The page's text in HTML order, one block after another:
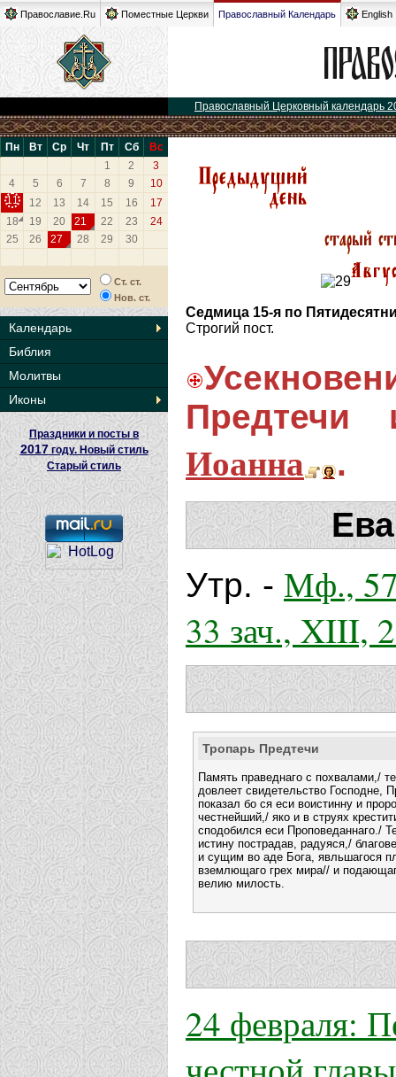
Православие.Ru Поместные Церкви Православный Календарь English
Православный Церковный календарь
Пн Вт Ср Чт Пт Сб
Вс
1
2
3
4
5 6 7 8 9
10
11
12 13 14 15 16
17
18
19 20 21 22 23
24
25
26 27 28 29 30
Ст. ст.
Нов. ст.
Календарь
Библия
Молитвы
Иконы
Праздники и посты в
2017году. Новый стиль
Старый стиль
Седмица 15-я по
Строгий пост.
Предтечи
Иоанна
.
Утр. - Мф.,
33 зач., XIII,
Тропарь Предтечи
Память праведнаго с похвалами,/
довлеет свидетельство Господне,
показал бо ся еси воистинну и
честнейший,/ яко и в струях
сподобился еси Проповеданнаго./
истину пострадав, радуяся,/
и сущим во аде Бога, явльшагося
вземлющаго грех мира// и
велию милость.
24 февраля: